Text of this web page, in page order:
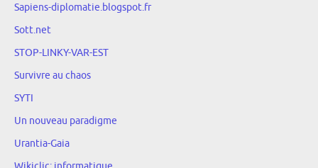
Sapiens-diplomatie.blogspot.fr
Sott.net
STOP-LINKY-VAR-EST
Survivre au chaos
SYTI
Un nouveau paradigme
Urantia-Gaia